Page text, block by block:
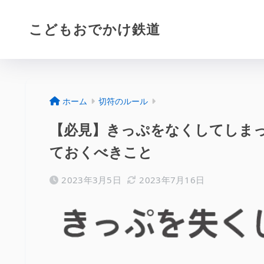
こどもおでかけ鉄道
ホーム 切符のルール
【必見】きっぷをなくしてし
ておくべきこと
2023年3月5日 2023年7月16日